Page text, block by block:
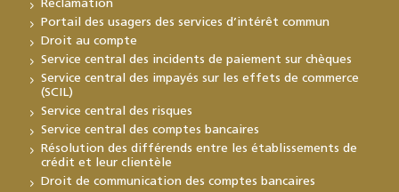
Réclamation
Portail des usagers des services d’intérêt commun
Droit au compte
Service central des incidents de paiement sur chèques
Service central des impayés sur les effets de commerce
(SCIL)
Service central des risques
Service central des comptes bancaires
Résolution des différends entre les établissements de
crédit et leur clientèle
Droit de communication des comptes bancaires